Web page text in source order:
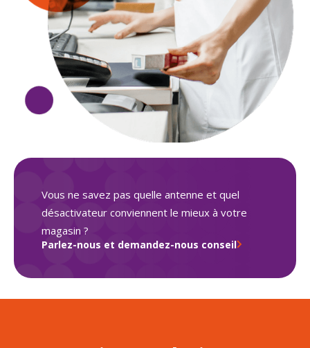
Vous ne savez pas quelle antenne et quel
désactivateur conviennent le mieux à votre
magasin ?
Parlez-nous et demandez-nous conseil